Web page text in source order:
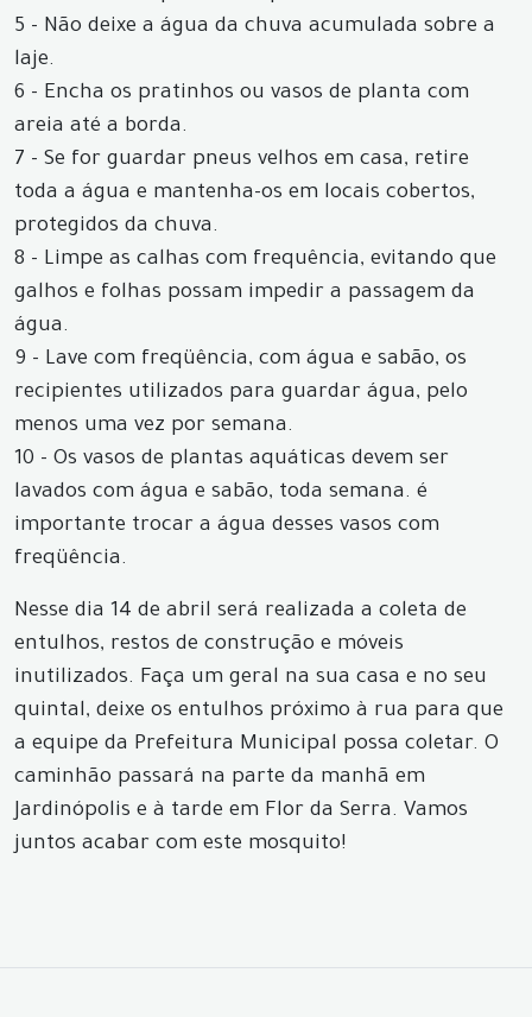
5 - Não deixe a água da chuva acumulada sobre a
laje.
6 - Encha os pratinhos ou vasos de planta com
areia até a borda.
7 - Se for guardar pneus velhos em casa, retire
toda a água e mantenha-os em locais cobertos,
protegidos da chuva.
8 - Limpe as calhas com frequência, evitando que
galhos e folhas possam impedir a passagem da
água.
9 - Lave com freqüência, com água e sabão, os
recipientes utilizados para guardar água, pelo
menos uma vez por semana.
10 - Os vasos de plantas aquáticas devem ser
lavados com água e sabão, toda semana. é
importante trocar a água desses vasos com
freqüência.
Nesse dia 14 de abril será realizada a coleta de
entulhos, restos de construção e móveis
inutilizados. Faça um geral na sua casa e no seu
quintal, deixe os entulhos próximo à rua para que
a equipe da Prefeitura Municipal possa coletar. O
caminhão passará na parte da manhã em
Jardinópolis e à tarde em Flor da Serra. Vamos
juntos acabar com este mosquito!